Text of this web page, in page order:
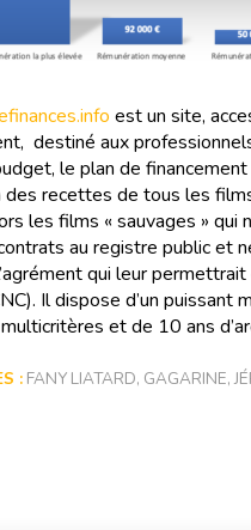
est un site,
destiné aux
le plan de
recettes de tous les
les films « sauvages » qui
au registre public et
qui leur permettrait
Il dispose d’un puissant
et de 10 ans
: FANY LIATARD, GAGARINE,